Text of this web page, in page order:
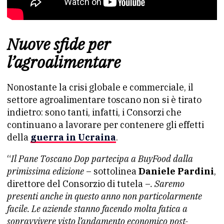
Nuove sfide per
l’agroalimentare
Nonostante la crisi globale e commerciale, il
settore agroalimentare toscano non si è tirato
indietro: sono tanti, infatti, i Consorzi che
continuano a lavorare per contenere gli effetti
della guerra in Ucraina.
“Il Pane Toscano Dop partecipa a BuyFood dalla
primissima edizione – sottolineaDaniele Pardini,
direttore del Consorzio di tutela –. Saremo
presenti anche in questo anno non particolarmente
facile. Le aziende stanno facendo molta fatica a
sopravvivere visto l’andamento economico post-